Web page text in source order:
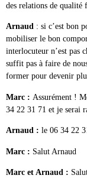
des relations de qualité
Arnaud : si c’est bon
mobiliser le bon
interlocuteur n’est pas
suffit pas à faire de
former pour devenir
Marc : Assurément !
34 22 31 71 et je serai
Arnaud : le 06 34 22
Marc : Salut Arnaud
Marc et Arnaud :